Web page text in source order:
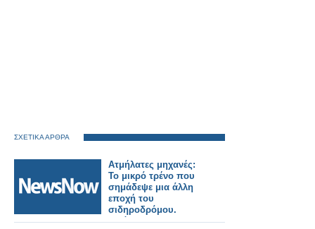
ΣΧΕΤΙΚΑ ΑΡΘΡΑ
Ατμήλατες μηχανές:
Το μικρό τρένο που
σημάδεψε μια άλλη
εποχή του
σιδηροδρόμου.
Εικόνες.